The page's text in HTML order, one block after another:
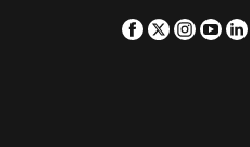
Facebook
Twitter